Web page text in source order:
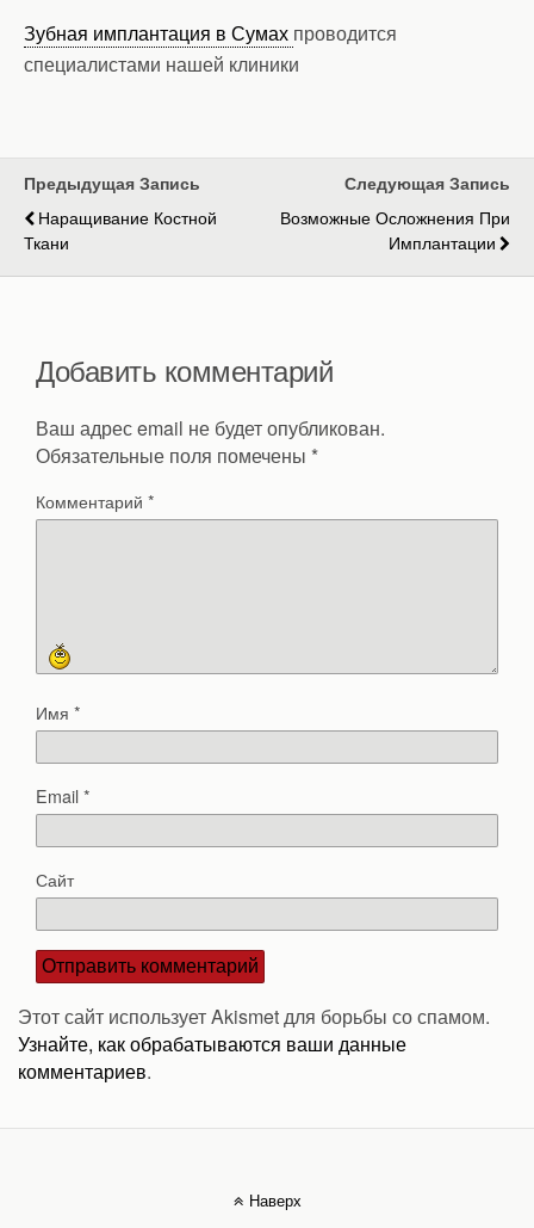
Зубная имплантация в Сумах проводится
специалистами нашей клиники
Предыдущая Запись
Наращивание Костной
Ткани
Следующая Запись
Возможные Осложнения При
Имплантации
Добавить комментарий
Ваш адрес email не будет опубликован.
Обязательные поля помечены *
Комментарий *
Имя *
Email*
Сайт
Этот сайт использует Akismet для борьбы со спамом.
Узнайте, как обрабатываются ваши данные
комментариев.
Наверх